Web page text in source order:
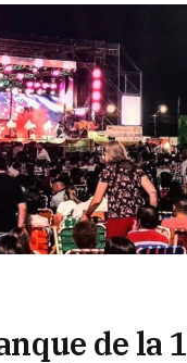
de la